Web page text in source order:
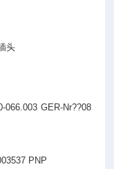
器插头
F+B
066.003 GER-Nr??08
PNP